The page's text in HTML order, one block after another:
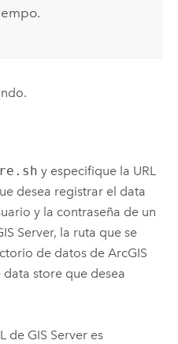
y especifique la URL
desea registrar el data
y la contraseña de un
Server, la ruta que se
de datos de ArcGIS
store que desea
de GIS Serveres